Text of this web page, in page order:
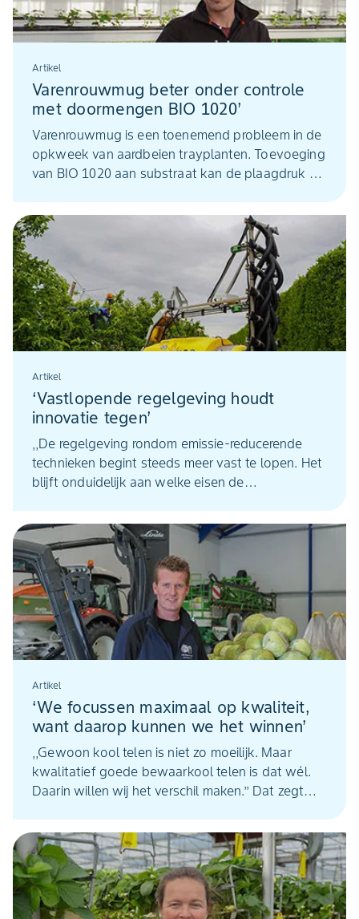
Artikel
Varenrouwmug beter onder controle
met doormengen BIO 1020’
Varenrouwmug is een toenemend probleem in de
opkweek van aardbeien trayplanten. Toevoeging
van BIO 1020 aan substraat kan de plaagdruk en
bij Cultus Crop Research in Melderslo (Lb.).
Projectmanager Chiel van der Voort licht de
Artikel
‘Vastlopende regelgeving houdt
innovatie tegen’
,,De regelgeving rondom emissie-reducerende
technieken begint steeds meer vast te lopen. Het
blijft onduidelijk aan welke eisen de
voldoen. Dat houdt innovatie tegen.’’ Dat zegt
Hendrik Hol van boomgaardspuiten-fabrikant
H.S.S. in Geldermalsen. Tot 2030 durft hij geen
nieuwe modellen te laten certificeren op 99%
driftreductie. ,,Daarvoor zijn de kosten te hoog en
is de uitkomst te onzeker.’’
Artikel
‘We focussen maximaal op kwaliteit,
want daarop kunnen we het winnen’
,,Gewoon kool telen is niet zo moeilijk. Maar
kwalitatief goede bewaarkool telen is dat wél.
Daarin willen wij het verschil maken.’’ Dat zegt
met zijn broer Remco en vader Cock runt hij het
tuindersbedrijf VOF Veldman. Witte en rode kool
– samen zo’n 40 hectare - zijn de specialiteit van
het huis.